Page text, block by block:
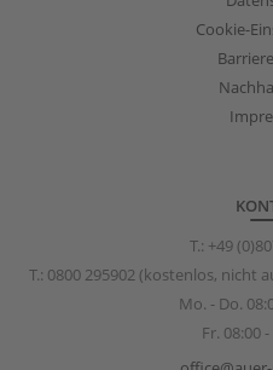
Cookie-
T.: +49
T.: 0800 295902(kostenlos, nicht
Mo. - Do.
Fr. 08:00